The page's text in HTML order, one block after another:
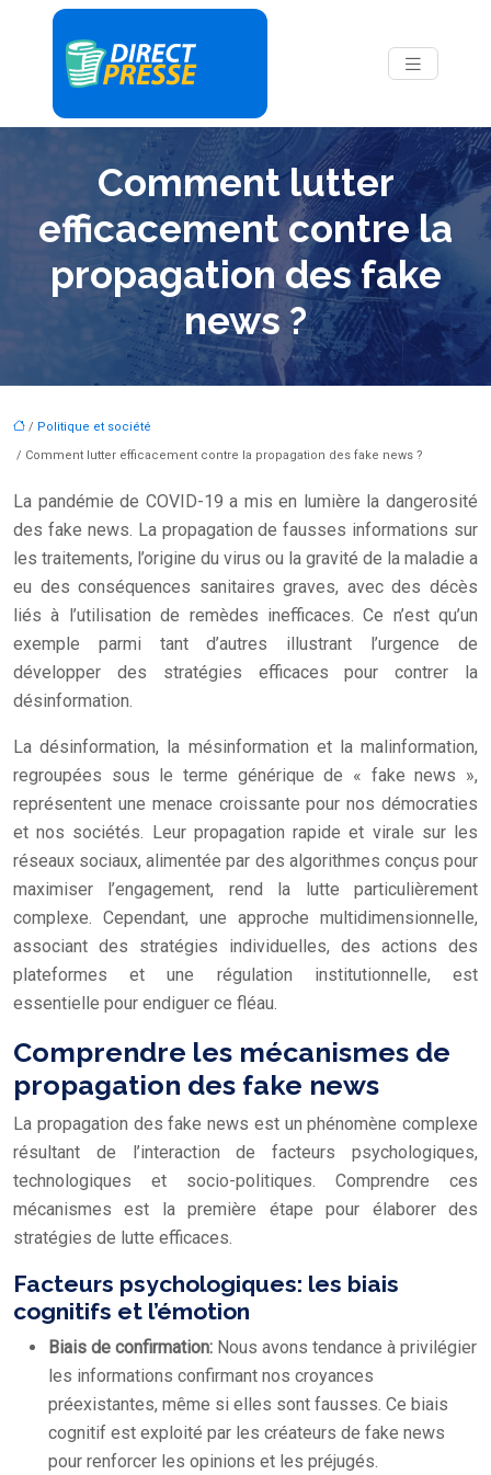
Comment lutter
efficacement contre la
propagation des fake
news ?
/ Politique et société
/ Comment lutter efficacement contre la propagation des fake news ?
La pandémie de COVID-19 a mis en lumière la dangerosité
des fake news. La propagation de fausses informations sur
les traitements, l’origine du virus ou la gravité de la maladie a
eu des conséquences sanitaires graves, avec des décès
liés à l’utilisation de remèdes inefficaces. Ce n’est qu’un
exemple parmi tant d’autres illustrant l’urgence de
développer des stratégies efficaces pour contrer la
désinformation.
La désinformation, la mésinformation et la malinformation,
regroupées sous le terme générique de « fake news »,
représentent une menace croissante pour nos démocraties
et nos sociétés. Leur propagation rapide et virale sur les
réseaux sociaux, alimentée par des algorithmes conçus pour
maximiser l’engagement, rend la lutte particulièrement
complexe. Cependant, une approche multidimensionnelle,
associant des stratégies individuelles, des actions des
plateformes et une régulation institutionnelle, est
essentielle pour endiguer ce fléau.
Comprendre les mécanismes de
propagation des fake news
La propagation des fake news est un phénomène complexe
résultant de l’interaction de facteurs psychologiques,
technologiques et socio-politiques. Comprendre ces
mécanismes est la première étape pour élaborer des
stratégies de lutte efficaces.
Facteurs psychologiques: les biais
cognitifs et l’émotion
Biais de confirmation: Nous avons tendance à privilégier
les informations confirmant nos croyances
préexistantes, même si elles sont fausses. Ce biais
cognitif est exploité par les créateurs de fake news
pour renforcer les opinions et les préjugés.